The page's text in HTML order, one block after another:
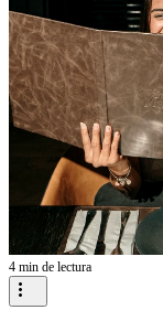
4 min de lectura